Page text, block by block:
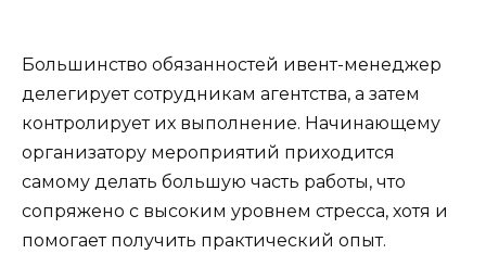
Большинство обязанностей ивент-менеджер
делегирует сотрудникам агентства, а затем
контролирует их выполнение. Начинающему
организатору мероприятий приходится
самому делать большую часть работы, что
сопряжено с высоким уровнем стресса, хотя и
помогает получить практический опыт.